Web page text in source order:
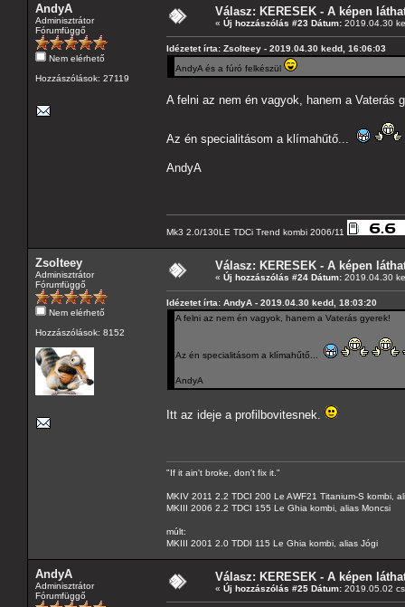
AndyA
Adminisztrátor
Fórumfüggő
Nem elérhető
Hozzászólások: 27119
Válasz: KERESEK - A képen
« Új hozzászólás #23 Dátum: 2019.04.30
Idézetet írta: Zsolteey - 2019.04.30 kedd, 16:06:03
AndyA és a fúró felkészül
A felni az nem én vagyok, hanem a Vaterás
Az én specialitásom a klímahűtő...
AndyA
Mk3 2.0/130LE TDCi Trend kombi 2006/11
Zsolteey
Adminisztrátor
Fórumfüggő
Nem elérhető
Hozzászólások: 8152
Válasz: KERESEK - A képen
« Új hozzászólás #24 Dátum: 2019.04.30
Idézetet írta: AndyA - 2019.04.30 kedd, 18:03:20
A felni az nem én vagyok, hanem a Vaterás gyerek!
Az én specialitásom a klímahűtő...
AndyA
Itt az ideje a profilbovitesnek.
"If it ain't broke, don't fix it."
MKIV 2011 2.2 TDCI 200 Le AWF21 Titanium-S kombi,
MKIII 2006 2.2 TDCI 155 Le Ghia kombi, alias Moncsi
múlt:
MKIII 2001 2.0 TDDI 115 Le Ghia kombi, alias Jógi
AndyA
Adminisztrátor
Fórumfüggő
Válasz: KERESEK - A képen
« Új hozzászólás #25 Dátum: 2019.05.02